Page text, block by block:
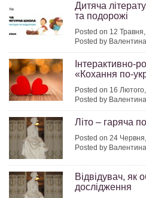
Дитяча
та подорожі
Posted on 12
Posted by
Інтерактивно-
«Кохання по-
Posted on 16
Posted by
Літо – гаряча
Posted on 24
Posted by
Відвідувач, як
дослідження